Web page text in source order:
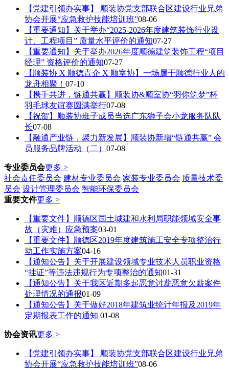
【党建引领办实事】 顺装协党支部联合区建设行业兄弟
协会开展“应急救护技能培训班”08-06
【重要通知】关于举办“2025-2026年度建筑装饰行业设
计、工程项目” 质量水平评价的通知07-27
【重要通知】关于举办2026年度顺德建筑装饰工程“项目
经理” 资格评价的通知07-27
【顺装协 X 顺德青企 X 顺室协】一场属于顺德行业人的
龙舟相聚！ 07-10
【携手共进，链通共赢】顺装协&顺室协“羽你筑梦”杯
羽毛球友谊赛圆满举行07-08
【祝贺】顺装协班子成员当选广东狮子会小龙服务队队
长07-08
【融通产业链，聚力新发展】顺装协新增“链通共赢” 会
员服务品牌活动（二） 07-08
专业委员会更多 >
社会责任委员会 建材专业委员会 家装专业委员会 质量技术委
员会 设计管理委员会 智能环保委员会
重要文件更多 >
【重要文件】顺德区国土城建和水利局职能领域安全事
故（灾难）应急预案03-01
【重要文件】顺德区2019年度建筑施工安全专项整治行
动工作实施方案04-16
【通知公告】关于开展建设领域专业技术人员职业资格
“挂证”等违法违规行为专项整治的通知01-31
【通知公告】关于我区近期多起恶意讨薪恶意欠薪案件
处理情况的通报01-09
【通知公告】关于做好2018年建筑业统计年报及2019年
定期报表工作的通知 01-08
协会资讯更多 >
【党建引领办实事】 顺装协党支部联合区建设行业兄弟
协会开展“应急救护技能培训班”08-06